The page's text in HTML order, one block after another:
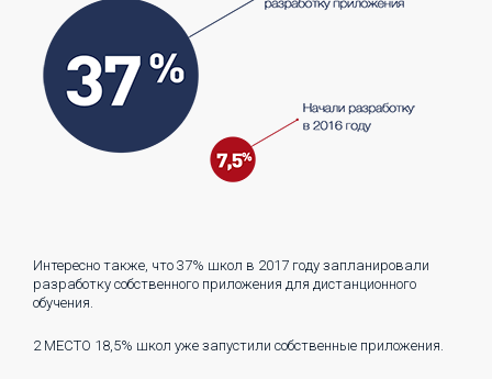
Интересно также, что 37% школ в 2017 году запланировали
разработку собственного приложения для дистанционного
обучения.
2 МЕСТО 18,5% школ уже запустили собственные приложения.